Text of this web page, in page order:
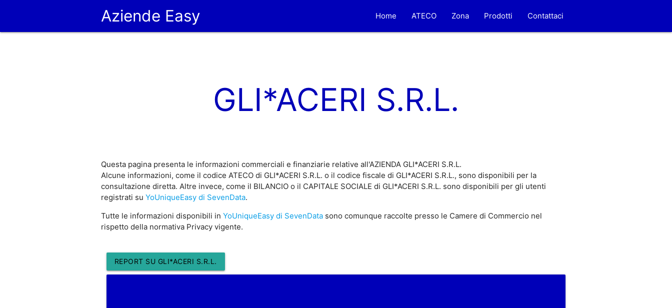
Aziende Easy Home ATECO Zona Prodotti Contattaci
GLI*ACERI S.R.L.
Questa pagina presenta le informazioni commerciali e finanziarie relative all'AZIENDA GLI*ACERI S.R.L.
Alcune informazioni, come il codice ATECO di GLI*ACERI S.R.L. o il codice fiscale di GLI*ACERI S.R.L., sono disponibili per la
consultazione diretta. Altre invece, come il BILANCIO o il CAPITALE SOCIALE di GLI*ACERI S.R.L. sono disponibili per gli utenti
registrati su YoUniqueEasy di SevenData.
Tutte le informazioni disponibili in YoUniqueEasy di SevenDatasono comunque raccolte presso le Camere di Commercio nel
rispetto della normativa Privacy vigente.
REPORT SU GLI*ACERI S.R.L.